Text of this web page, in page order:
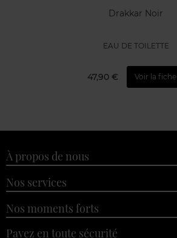
Drakkar Noir
EAU DE TOILETTE
47,90 € Voir la fiche
À propos de nous
Nos services
Nos moments forts
Payez en toute sécurité